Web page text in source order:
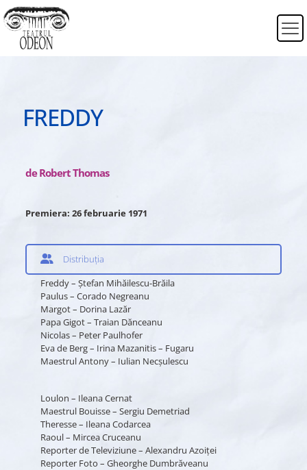
FREDDY
de Robert Thomas
Premiera: 26 februarie 1971
Distribuția
Freddy – Ştefan Mihăilescu-Brăila
Paulus – Corado Negreanu
Margot – Dorina Lazăr
Papa Gigot – Traian Dănceanu
Nicolas – Peter Paulhofer
Eva de Berg – Irina Mazanitis – Fugaru
Maestrul Antony – Iulian Necşulescu
Loulon – Ileana Cernat
Maestrul Bouisse – Sergiu Demetriad
Theresse – Ileana Codarcea
Raoul – Mircea Cruceanu
Reporter de Televiziune – Alexandru Azoiţei
Reporter Foto – Gheorghe Dumbrăveanu